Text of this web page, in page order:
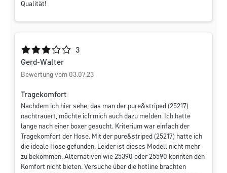
Qualität!
Durchschnittliche Bewertung von 3 von 5 Sternen
3
Gerd-Walter
Bewertung vom 03.07.23
Tragekomfort
Nachdem ich hier sehe, das man der pure&striped (25217)
nachtrauert, möchte ich mich auch dazu melden. Ich hatte
lange nach einer boxer gesucht. Kriterium war einfach der
Tragekomfort der Hose. Mit der pure&striped (25217) hatte ich
die ideale Hose gefunden. Leider ist dieses Modell nicht mehr
zu bekommen. Alternativen wie 25390 oder 25590 konnten den
Komfort nicht bieten. Versuche über die hotline brachten